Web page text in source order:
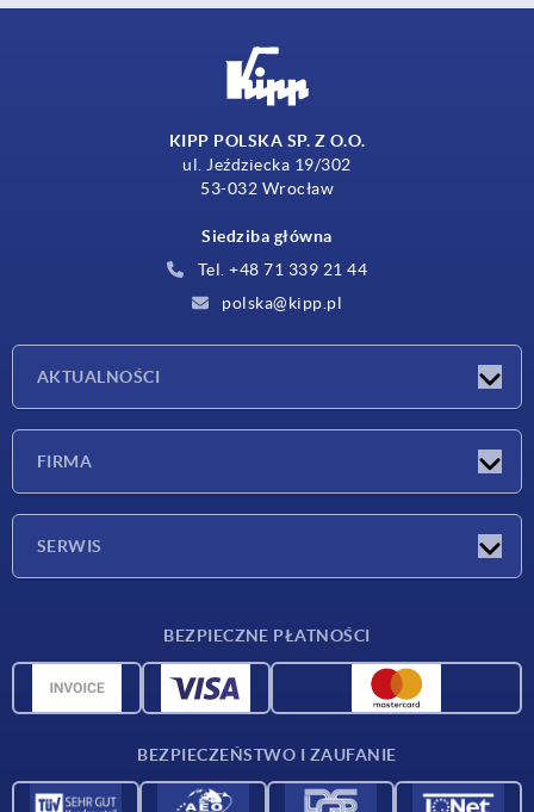
KIPP POLSKA SP. Z O.O.
ul. Jeździecka 19/302
53-032 Wrocław
Siedziba główna
Tel. +48 71 339 21 44
polska@kipp.pl
AKTUALNOŚCI
FIRMA
SERWIS
Dane CAD
BEZPIECZNE PŁATNOŚCI
BEZPIECZEŃSTWO I ZAUFANIE